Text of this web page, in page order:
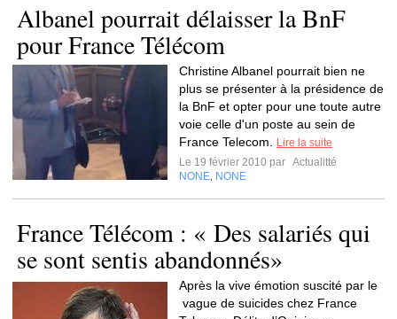
Albanel pourrait délaisser la BnF
pour France Télécom
Christine Albanel pourrait bien ne
plus se présenter à la présidence de
la BnF et opter pour une toute autre
voie celle d'un poste au sein de
France Telecom.
Lire la suite
Le 19 février 2010 par Actualitté
NONE NONE
France Télécom : « Des salariés qui
se sont sentis abandonnés»
Après la vive émotion suscité par le
vague de suicides chez France